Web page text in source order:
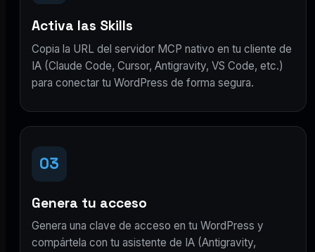
Activa las Skills
Copia la URL del servidor MCP nativo en tu cliente de
IA (Claude Code, Cursor, Antigravity, VS Code, etc.)
para conectar tu WordPress de forma segura.
03
Genera tu acceso
Genera una clave de acceso en tu WordPress y
compártela con tu asistente de IA (Antigravity,